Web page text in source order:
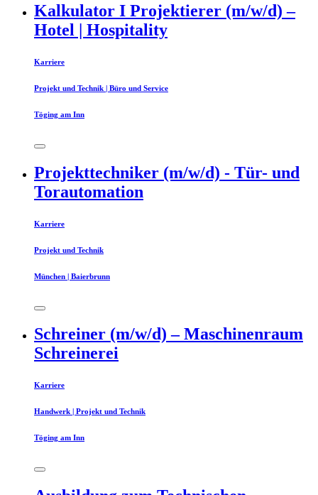
Kalkulator I Projektierer (m/w/d) –
Hotel | Hospitality
Karriere
Projekt und Technik | Büro und Service
Töging am Inn
Projekttechniker (m/w/d) - Tür- und
Torautomation
Karriere
Projekt und Technik
München | Baierbrunn
Schreiner (m/w/d) – Maschinenraum
Schreinerei
Karriere
Handwerk | Projekt und Technik
Töging am Inn